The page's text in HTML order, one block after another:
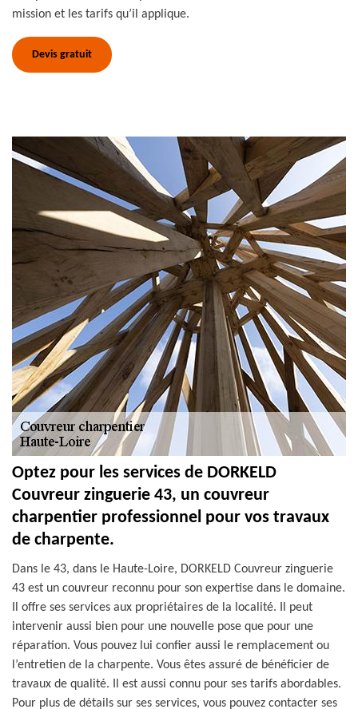
mission et les tarifs qu’il applique.
Devis gratuit
Optez pour les services de DORKELD
Couvreur zinguerie 43, un couvreur
charpentier professionnel pour vos travaux
de charpente.
Dans le 43, dans le Haute-Loire, DORKELD Couvreur zinguerie
43 est un couvreur reconnu pour son expertise dans le domaine.
Il offre ses services aux propriétaires de la localité. Il peut
intervenir aussi bien pour une nouvelle pose que pour une
réparation. Vous pouvez lui confier aussi le remplacement ou
l’entretien de la charpente. Vous êtes assuré de bénéficier de
travaux de qualité. Il est aussi connu pour ses tarifs abordables.
Pour plus de détails sur ses services, vous pouvez contacter ses